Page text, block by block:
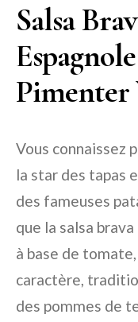
Salsa
Pimenter
Vous connaissez
la star des tapas
des fameuses
que la salsa
à base de
caractère,
des pommes de